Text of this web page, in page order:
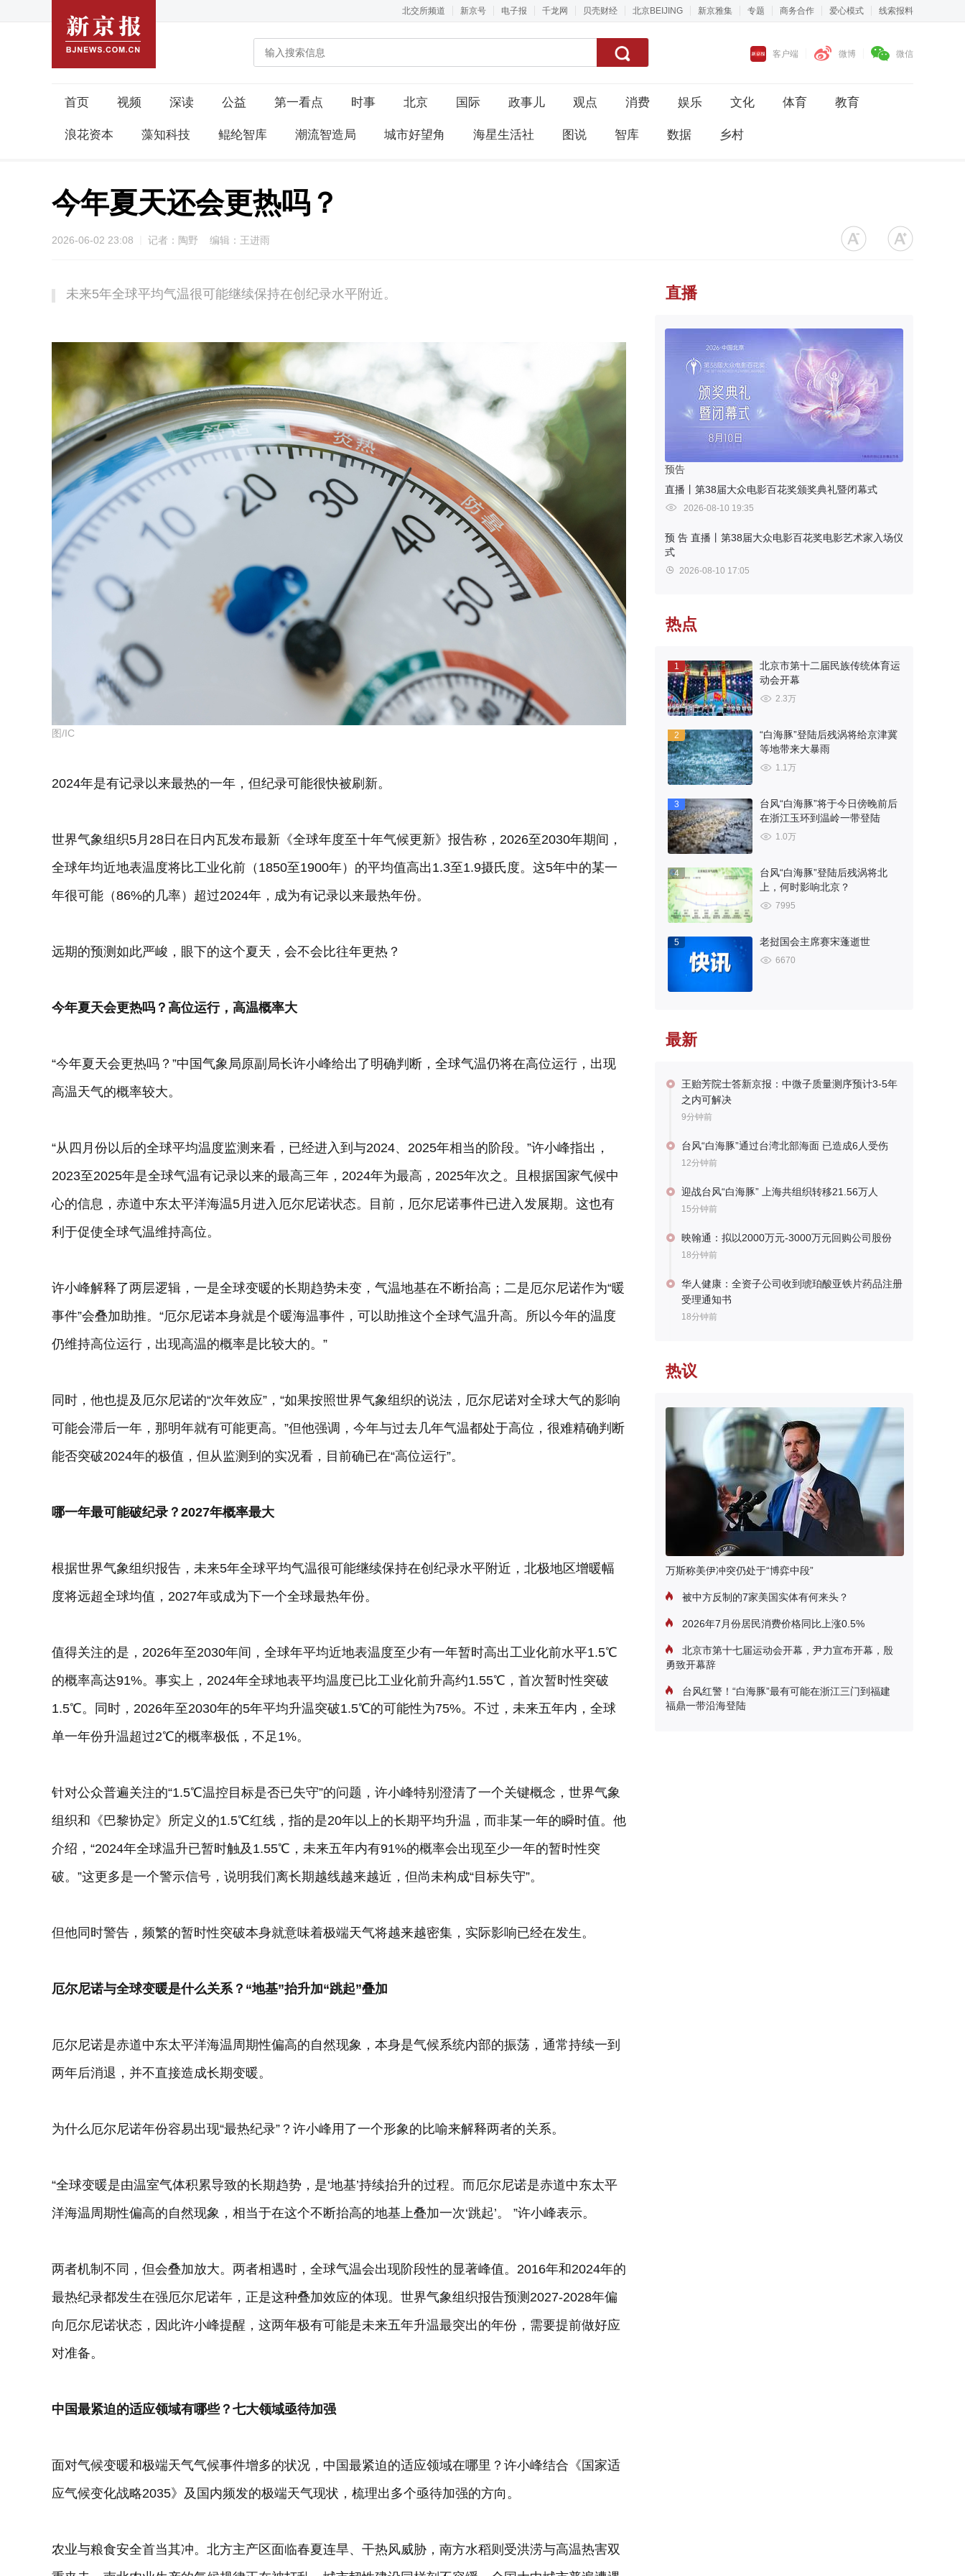
北交所频道 新京号 电子报 千龙网 贝壳财经 北京BEIJING 新京雅集 专题 商务合作 爱心模式 线索报料
客户端 微博 微信
首页 视频 深读 公益 第一看点 时事 北京 国际 政事儿 观点 消费 娱乐 文化 体育 教育
浪花资本 藻知科技 鲲纶智库 潮流智造局 城市好望角 海星生活社 图说 智库 数据 乡村
今年夏天还会更热吗？
2026-06-02 23:08 记者：陶野 编辑：王进雨
未来5年全球平均气温很可能继续保持在创纪录水平附近。
图/IC
2024年是有记录以来最热的一年，但纪录可能很快被刷新。
世界气象组织5月28日在日内瓦发布最新《全球年度至十年气候更新》报告称，2026至2030年期间，
全球年均近地表温度将比工业化前（1850至1900年）的平均值高出1.3至1.9摄氏度。这5年中的某一
年很可能（86%的几率）超过2024年，成为有记录以来最热年份。
远期的预测如此严峻，眼下的这个夏天，会不会比往年更热？
今年夏天会更热吗？高位运行，高温概率大
“今年夏天会更热吗？”中国气象局原副局长许小峰给出了明确判断，全球气温仍将在高位运行，出现
高温天气的概率较大。
“从四月份以后的全球平均温度监测来看，已经进入到与2024、2025年相当的阶段。”许小峰指出，
2023至2025年是全球气温有记录以来的最高三年，2024年为最高，2025年次之。且根据国家气候中
心的信息，赤道中东太平洋海温5月进入厄尔尼诺状态。目前，厄尔尼诺事件已进入发展期。这也有
利于促使全球气温维持高位。
许小峰解释了两层逻辑，一是全球变暖的长期趋势未变，气温地基在不断抬高；二是厄尔尼诺作为“暖
事件”会叠加助推。“厄尔尼诺本身就是个暖海温事件，可以助推这个全球气温升高。所以今年的温度
仍维持高位运行，出现高温的概率是比较大的。”
同时，他也提及厄尔尼诺的“次年效应”，“如果按照世界气象组织的说法，厄尔尼诺对全球大气的影响
可能会滞后一年，那明年就有可能更高。”但他强调，今年与过去几年气温都处于高位，很难精确判断
能否突破2024年的极值，但从监测到的实况看，目前确已在“高位运行”。
哪一年最可能破纪录？2027年概率最大
根据世界气象组织报告，未来5年全球平均气温很可能继续保持在创纪录水平附近，北极地区增暖幅
度将远超全球均值，2027年或成为下一个全球最热年份。
值得关注的是，2026年至2030年间，全球年平均近地表温度至少有一年暂时高出工业化前水平1.5℃
的概率高达91%。事实上，2024年全球地表平均温度已比工业化前升高约1.55℃，首次暂时性突破
1.5℃。同时，2026年至2030年的5年平均升温突破1.5℃的可能性为75%。不过，未来五年内，全球
单一年份升温超过2℃的概率极低，不足1%。
针对公众普遍关注的“1.5℃温控目标是否已失守”的问题，许小峰特别澄清了一个关键概念，世界气象
组织和《巴黎协定》所定义的1.5℃红线，指的是20年以上的长期平均升温，而非某一年的瞬时值。他
介绍，“2024年全球温升已暂时触及1.55℃，未来五年内有91%的概率会出现至少一年的暂时性突
破。”这更多是一个警示信号，说明我们离长期越线越来越近，但尚未构成“目标失守”。
但他同时警告，频繁的暂时性突破本身就意味着极端天气将越来越密集，实际影响已经在发生。
厄尔尼诺与全球变暖是什么关系？“地基”抬升加“跳起”叠加
厄尔尼诺是赤道中东太平洋海温周期性偏高的自然现象，本身是气候系统内部的振荡，通常持续一到
两年后消退，并不直接造成长期变暖。
为什么厄尔尼诺年份容易出现“最热纪录”？许小峰用了一个形象的比喻来解释两者的关系。
“全球变暖是由温室气体积累导致的长期趋势，是‘地基’持续抬升的过程。而厄尔尼诺是赤道中东太平
洋海温周期性偏高的自然现象，相当于在这个不断抬高的地基上叠加一次‘跳起’。 ”许小峰表示。
两者机制不同，但会叠加放大。两者相遇时，全球气温会出现阶段性的显著峰值。2016年和2024年的
最热纪录都发生在强厄尔尼诺年，正是这种叠加效应的体现。世界气象组织报告预测2027-2028年偏
向厄尔尼诺状态，因此许小峰提醒，这两年极有可能是未来五年升温最突出的年份，需要提前做好应
对准备。
中国最紧迫的适应领域有哪些？七大领域亟待加强
面对气候变暖和极端天气气候事件增多的状况，中国最紧迫的适应领域在哪里？许小峰结合《国家适
应气候变化战略2035》及国内频发的极端天气现状，梳理出多个亟待加强的方向。
农业与粮食安全首当其冲。北方主产区面临春夏连旱、干热风威胁，南方水稻则受洪涝与高温热害双
直播
预告
直播丨第38届大众电影百花奖颁奖典礼暨闭幕式
2026-08-10 19:35
预 告 直播丨第38届大众电影百花奖电影艺术家入场仪
式
2026-08-10 17:05
热点
1
北京市第十二届民族传统体育运
动会开幕
2.3万
2
“白海豚”登陆后残涡将给京津冀
等地带来大暴雨
1.1万
3
台风“白海豚”将于今日傍晚前后
在浙江玉环到温岭一带登陆
1.0万
4
台风“白海豚”登陆后残涡将北
上，何时影响北京？
7995
5 老挝国会主席赛宋蓬逝世
6670
最新
王贻芳院士答新京报：中微子质量测序预计3-5年
之内可解决
9分钟前
台风“白海豚”通过台湾北部海面 已造成6人受伤
12分钟前
迎战台风“白海豚” 上海共组织转移21.56万人
15分钟前
映翰通：拟以2000万元-3000万元回购公司股份
18分钟前
华人健康：全资子公司收到琥珀酸亚铁片药品注册
受理通知书
18分钟前
热议
万斯称美伊冲突仍处于“博弈中段”
被中方反制的7家美国实体有何来头？
2026年7月份居民消费价格同比上涨0.5%
北京市第十七届运动会开幕，尹力宣布开幕，殷
勇致开幕辞
台风红警！“白海豚”最有可能在浙江三门到福建
福鼎一带沿海登陆